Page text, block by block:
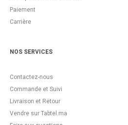
Paiement
Carrière
NOS SERVICES
Contactez-nous
Commande et Suivi
Livraison et Retour
Vendre sur Tabtel.ma